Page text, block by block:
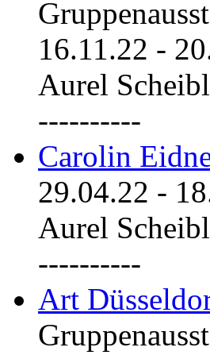
16.11.22 -
Aurel
----------
Carolin
29.04.22 -
Aurel
----------
Art